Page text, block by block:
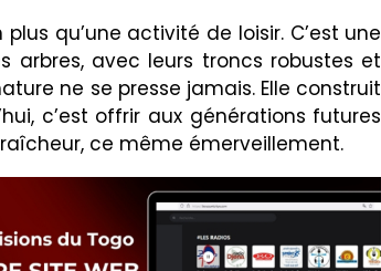
qu’une activité de loisir. C’est une
arbres, avec leurs troncs robustes et
ne se presse jamais. Elle construit
c’est offrir aux générations futures
ce même émerveillement.